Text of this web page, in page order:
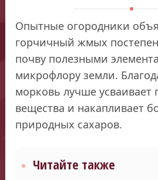
Опытные огородники
горчичный жмых
почву полезными
микрофлору земли.
морковь лучше усваивает
вещества и накапливает
природных сахаров.
Читайте также